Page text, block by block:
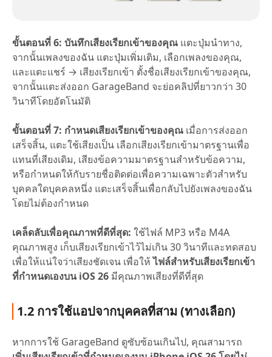
ขั้นตอนที่ 6: บันทึกเสียงเรียกเข้าของคุณ แตะปุ่มนำทาง,
จากนั้นเพลงของฉัน แตะปุ่มเพิ่มเติม, เลือกเพลงของคุณ,
และแตะแชร์ → เสียงเรียกเข้า ตั้งชื่อเสียงเรียกเข้าของคุณ,
จากนั้นแตะส่งออก GarageBand จะย่อคลิปที่ยาวกว่า 30
วินาทีโดยอัตโนมัติ
ขั้นตอนที่ 7: กำหนดเสียงเรียกเข้าของคุณ เมื่อการส่งออก
เสร็จสิ้น, แตะใช้เสียงเป็น เลือกเสียงเรียกเข้ามาตรฐานเพื่อ
แทนที่เสียงเดิม, เสียงข้อความมาตรฐานสำหรับข้อความ,
หรือกำหนดให้กับรายชื่อติดต่อเพื่อความเฉพาะตัวสำหรับ
บุคคลใดบุคคลหนึ่ง แตะเสร็จสิ้นเพื่อกลับไปยังเพลงของฉัน
โดยไม่ต้องกำหนด
เคล็ดลับเพื่อคุณภาพที่ดีที่สุด: ใช้ไฟล์ MP3 หรือ M4A
คุณภาพสูง เก็บเสียงเรียกเข้าไว้ไม่เกิน 30 วินาทีและทดสอบ
เพื่อให้แน่ใจว่าเสียงชัดเจน เพื่อให้ไฟล์สำหรับเสียงเรียกเข้า
ที่กำหนดเองบน iOS 26 มีคุณภาพเสียงที่ดีที่สุด
1.2 การใช้แอปจากบุคคลที่สาม (ทางเลือก)
หากการใช้ GarageBand ดูซับซ้อนเกินไป, คุณสามารถ